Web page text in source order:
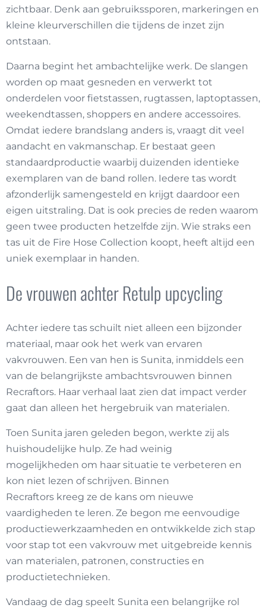
zichtbaar. Denk aan gebruikssporen, markeringen en
kleine kleurverschillen die tijdens de inzet zijn
ontstaan.
Daarna begint het ambachtelijke werk. De slangen
worden op maat gesneden en verwerkt tot
onderdelen voor fietstassen, rugtassen, laptoptassen,
weekendtassen, shoppers en andere accessoires.
Omdat iedere brandslang anders is, vraagt dit veel
aandacht en vakmanschap. Er bestaat geen
standaardproductie waarbij duizenden identieke
exemplaren van de band rollen. Iedere tas wordt
afzonderlijk samengesteld en krijgt daardoor een
eigen uitstraling. Dat is ook precies de reden waarom
geen twee producten hetzelfde zijn. Wie straks een
tas uit de Fire Hose Collection koopt, heeft altijd een
uniek exemplaar in handen.
De vrouwen achter Retulp upcycling
Achter iedere tas schuilt niet alleen een bijzonder
materiaal, maar ook het werk van ervaren
vakvrouwen. Een van hen is Sunita, inmiddels een
van de belangrijkste ambachtsvrouwen binnen
Recraftors. Haar verhaal laat zien dat impact verder
gaat dan alleen het hergebruik van materialen.
Toen Sunita jaren geleden begon, werkte zij als
huishoudelijke hulp. Ze had weinig
mogelijkheden om haar situatie te verbeteren en
kon niet lezen of schrijven. Binnen
Recraftors kreeg ze de kans om nieuwe
vaardigheden te leren. Ze begon me eenvoudige
productiewerkzaamheden en ontwikkelde zich stap
voor stap tot een vakvrouw met uitgebreide kennis
van materialen, patronen, constructies en
productietechnieken.
Vandaag de dag speelt Sunita een belangrijke rol